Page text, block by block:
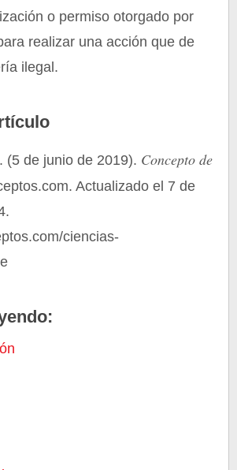
o permiso otorgado por
realizar una acción que de
ilegal.
(5 de junio de 2019). Concepto de
Actualizado el 7 de
ciencias-